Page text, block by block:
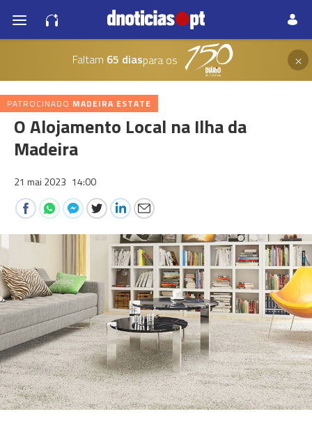
Faltam 65 diaspara os ×
PATROCINADO MADEIRA ESTATE
O Alojamento Local na Ilha da
Madeira
21 mai 2023 14:00